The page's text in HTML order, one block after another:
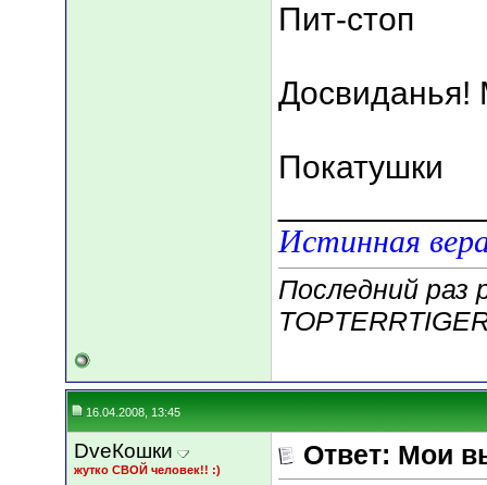
Пит-стоп
Покатушки
Истинная
Последний раз
16.04.2008, 13:45
DveКошки
жутко СВОЙ человек!! :) Ответ: Мои